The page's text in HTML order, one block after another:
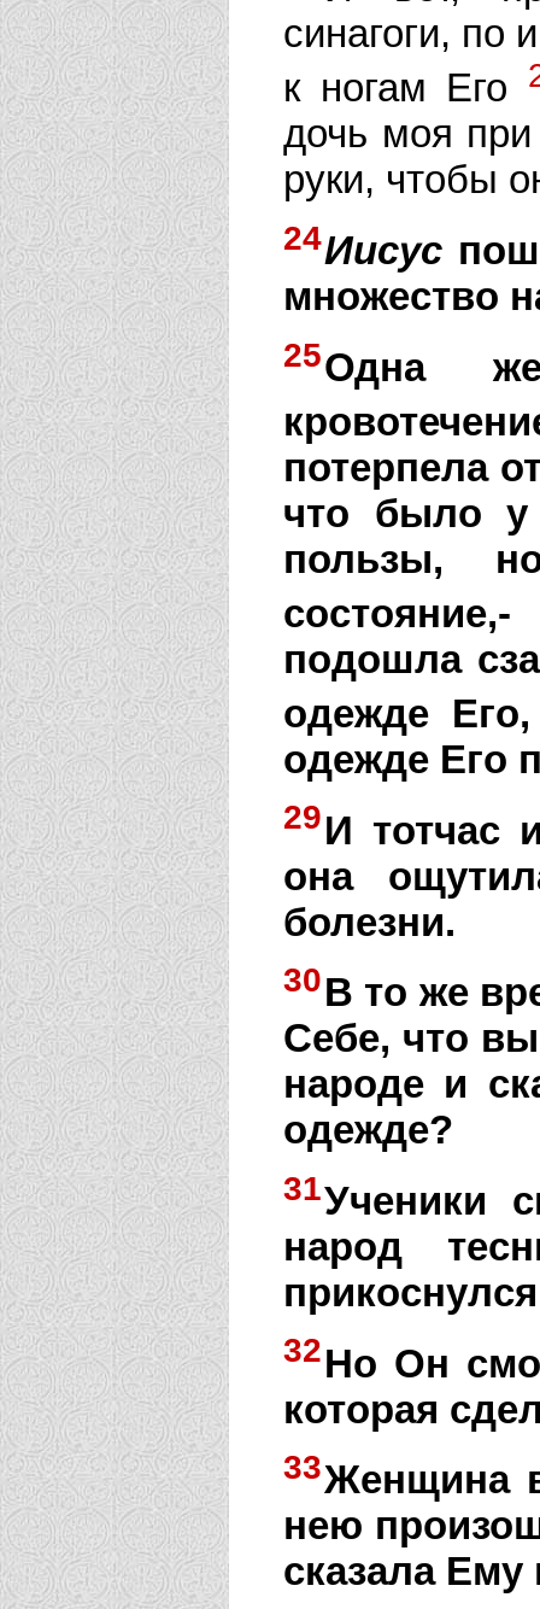
синагоги, по
к ногам Его
дочь моя
руки, чтобы
24Иисус
множество
25Одна
потерпела
что было у
пользы,
состояние,-
подошла
одежде Его,
одежде Его
29И тотчас
она
болезни.
30В то же
Себе, что
народе и
одежде?
31Ученики
народ
32Но Он
которая
33Женщина
нею
сказала Ему